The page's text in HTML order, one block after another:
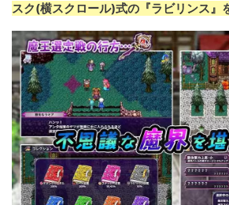
スク(横スクロール)式の『ラビリンス』